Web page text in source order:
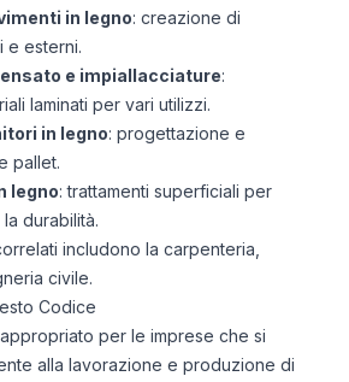
in legno: creazione di
e esterni.
e impiallacciature:
laminati per vari utilizzi.
in legno: progettazione e
pallet.
legno: trattamenti superficiali per
durabilità.
includono la carpenteria,
civile.
Codice
per le imprese che si
alla lavorazione e produzione di